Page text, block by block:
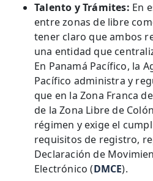
Talento y Trámites: En
entre zonas de libre
tener claro que ambos
una entidad que
En Panamá Pacífico, la
Pacífico administra y
que en la Zona Franca
de la Zona Libre de
régimen y exige el
requisitos de registro,
Declaración de
Electrónico (DMCE).